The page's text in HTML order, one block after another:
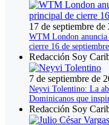
17 de septiembre de
WTM London anuncia
cierre 16 de
Redacción Soy
7 de septiembre de
Neyvi Tolentino: La
Dominicanos que
Redacción Soy